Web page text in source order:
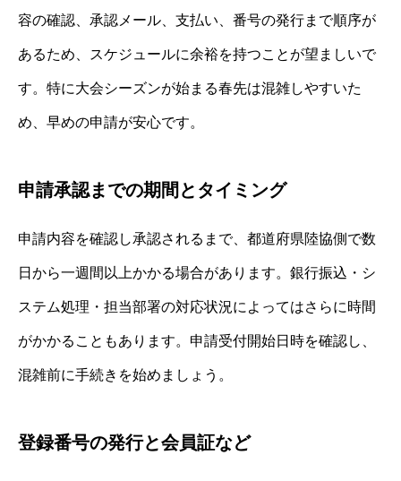
容の確認、承認メール、支払い、番号の発行まで順序が
あるため、スケジュールに余裕を持つことが望ましいで
す。特に大会シーズンが始まる春先は混雑しやすいた
め、早めの申請が安心です。
申請承認までの期間とタイミング
申請内容を確認し承認されるまで、都道府県陸協側で数
日から一週間以上かかる場合があります。銀行振込・シ
ステム処理・担当部署の対応状況によってはさらに時間
がかかることもあります。申請受付開始日時を確認し、
混雑前に手続きを始めましょう。
登録番号の発行と会員証など